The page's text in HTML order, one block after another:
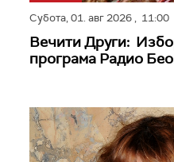
Субота,01. авг 2026, 11:00
Вечити Други:
програма Радио